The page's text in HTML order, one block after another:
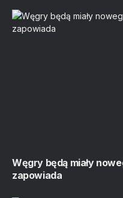
Węgry będą miały
zapowiada